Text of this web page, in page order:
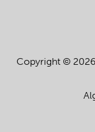
Copyright ©